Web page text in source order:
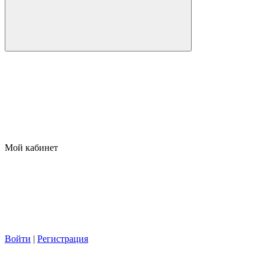
Мой кабинет
Войти | Регистрация